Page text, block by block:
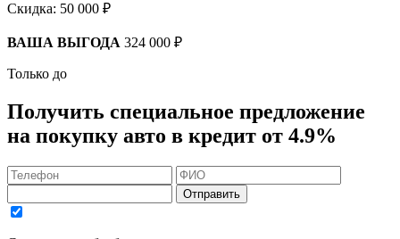
Скидка: 50 000 ₽
ВАША ВЫГОДА 324 000 ₽
Только до
Получить специальное предложение
на покупку авто в кредит от 4.9%
Отправить